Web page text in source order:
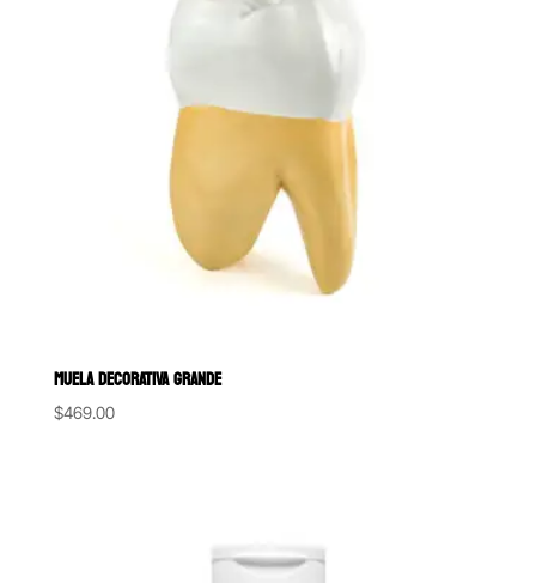
MUELA DECORATIVA GRANDE
$469.00